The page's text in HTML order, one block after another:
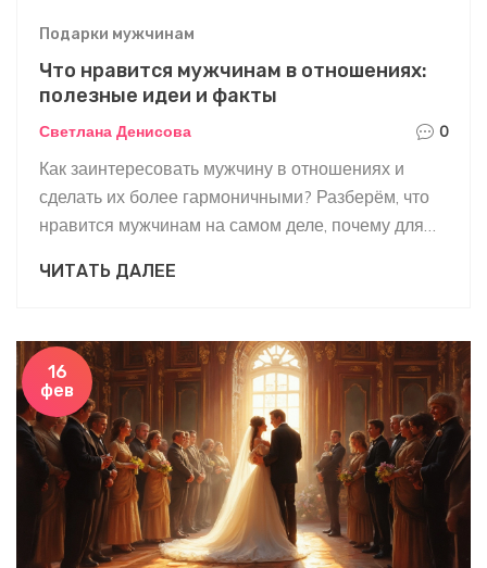
Подарки мужчинам
Что нравится мужчинам в отношениях:
полезные идеи и факты
Светлана Денисова 0
Как заинтересовать мужчину в отношениях и
сделать их более гармоничными? Разберём, что
нравится мужчинам на самом деле, почему для
общение, и какие подарки удивят и доставят
фактов, и вы сможете строить отношения,
которые понравятся обоим. Советы помогут
сделать ваши отношения крепче и интереснее.
ЧИТАТЬ ДАЛЕЕ
16
фев